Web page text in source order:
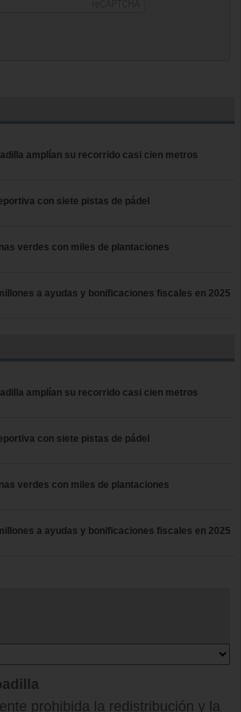
amplían su recorrido casi cien metros
con siete pistas de pádel
verdes con miles de plantaciones
a ayudas y bonificaciones fiscales en 2025
amplían su recorrido casi cien metros
con siete pistas de pádel
verdes con miles de plantaciones
a ayudas y bonificaciones fiscales en 2025
prohibida la redistribución y la